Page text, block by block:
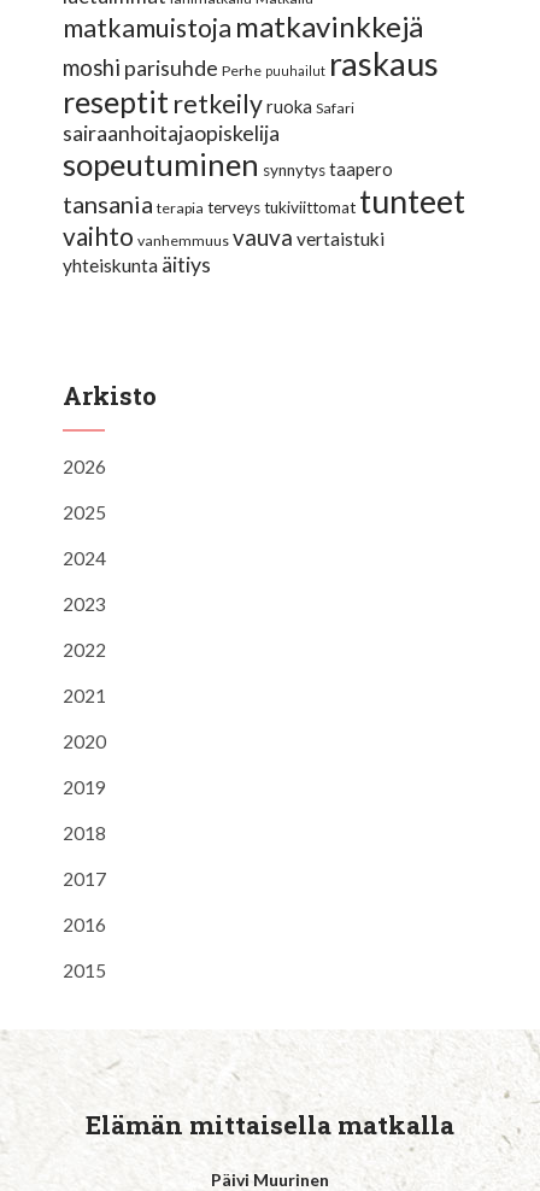
matkamuistoja matkavinkkejä
moshi parisuhde Perhe puuhailut raskaus
reseptit retkeily ruoka Safari
sairaanhoitajaopiskelija
sopeutuminen synnytys taapero
tansania terapia terveys tukiviittomat tunteet
vaihto vanhemmuus vauva vertaistuki
yhteiskunta äitiys
Arkisto
2026
2025
2024
2023
2022
2021
2020
2019
2018
2017
2016
2015
Elämän mittaisella matkalla
Päivi Muurinen